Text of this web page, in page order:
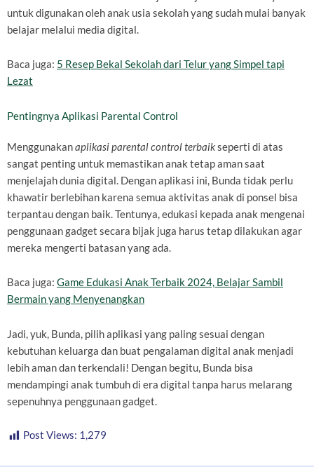
untuk digunakan oleh anak usia sekolah yang sudah mulai banyak
belajar melalui media digital.
Baca juga: 5 Resep Bekal Sekolah dari Telur yang Simpel tapi
Lezat
Pentingnya Aplikasi Parental Control
Menggunakanaplikasi parental control terbaikseperti di atas
sangat penting untuk memastikan anak tetap aman saat
menjelajah dunia digital. Dengan aplikasi ini, Bunda tidak perlu
khawatir berlebihan karena semua aktivitas anak di ponsel bisa
terpantau dengan baik. Tentunya, edukasi kepada anak mengenai
penggunaan gadget secara bijak juga harus tetap dilakukan agar
mereka mengerti batasan yang ada.
Baca juga: Game Edukasi Anak Terbaik 2024, Belajar Sambil
Bermain yang Menyenangkan
Jadi, yuk, Bunda, pilih aplikasi yang paling sesuai dengan
kebutuhan keluarga dan buat pengalaman digital anak menjadi
lebih aman dan terkendali! Dengan begitu, Bunda bisa
mendampingi anak tumbuh di era digital tanpa harus melarang
sepenuhnya penggunaan gadget.
Post Views: 1,279